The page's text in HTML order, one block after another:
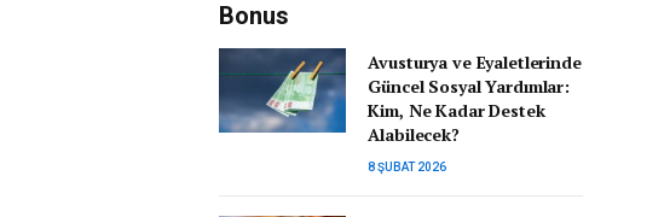
Bonus
Avusturya ve Eyaletlerinde
Güncel Sosyal Yardımlar:
Kim, Ne Kadar Destek
Alabilecek?
8 ŞUBAT 2026